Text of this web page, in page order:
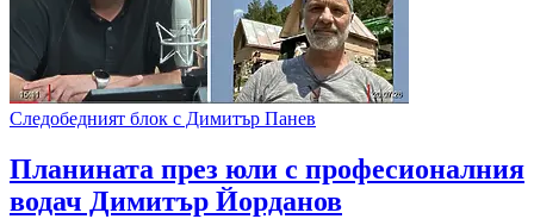
Следобедният блок с Димитър Панев
Планината през юли с професионалния
водач Димитър Йорданов